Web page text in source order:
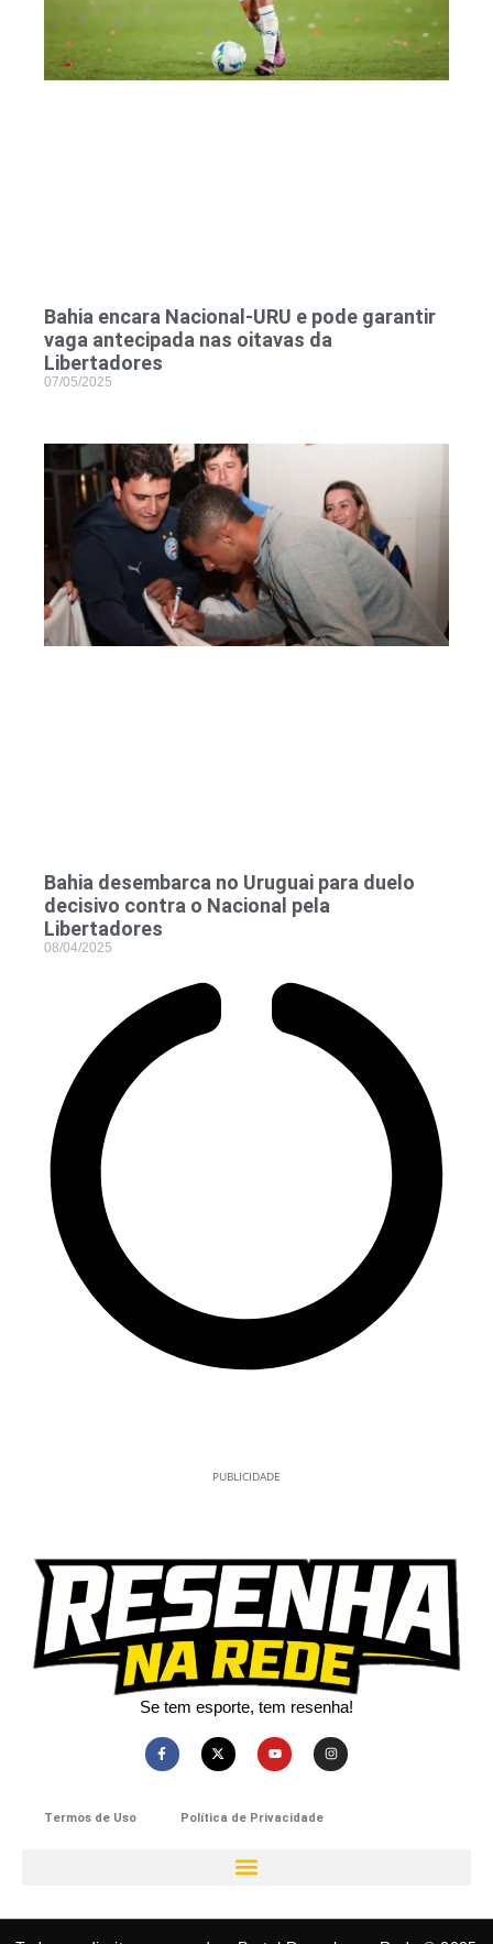
Bahia encara Nacional-URU e pode garantir
vaga antecipada nas oitavas da
Libertadores
07/05/2025
Bahia desembarca no Uruguai para duelo
decisivo contra o Nacional pela
Libertadores
08/04/2025
PUBLICIDADE
Se tem esporte, tem resenha!​
Termos de Uso Política de Privacidade